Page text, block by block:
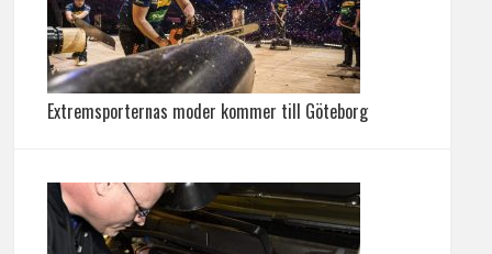
Extremsporternas moder kommer till Göteborg